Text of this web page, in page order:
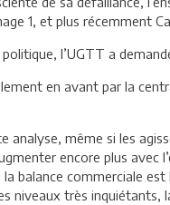
1, et plus récemment
politique, l’UGTT a
en avant par la
analyse, même si les
encore plus avec
balance commerciale
niveaux très inquiétants,